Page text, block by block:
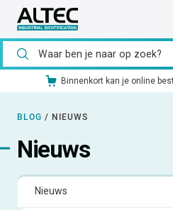
Ons catalogusmateriaal
BLOG / NIEUWS
Nieuws